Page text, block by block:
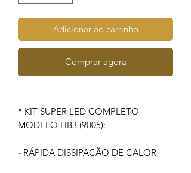
Adicionar ao carrinho
Comprar agora
* KIT SUPER LED COMPLETO
MODELO HB3 (9005):
- RÁPIDA DISSIPAÇÃO DE CALOR